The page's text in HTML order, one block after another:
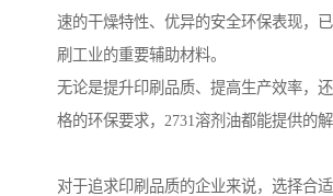
速的干燥特性、优异的安全环保表现，
刷工业的重要辅助材料。
无论是提升印刷品质、提高生产效率，
格的环保要求，2731溶剂油都能提供的解
对于追求印刷品质的企业来说，选择合